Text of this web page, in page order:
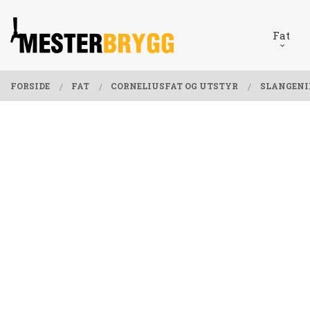
innholdet
PRODUKTER
Fat
Lukk
FORSIDE FAT CORNELIUSFAT OG UTSTYR